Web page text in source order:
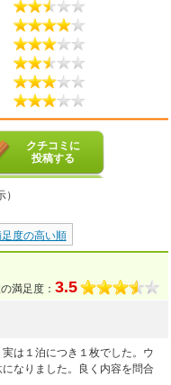
クチコミに
投稿する
度の高い順
満足度： 3.5
は１泊につき１枚でした。ウ
なりました。良く内容を問合